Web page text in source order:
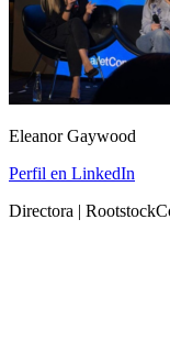
Eleanor Gaywood
Perfil en LinkedIn
Directora |